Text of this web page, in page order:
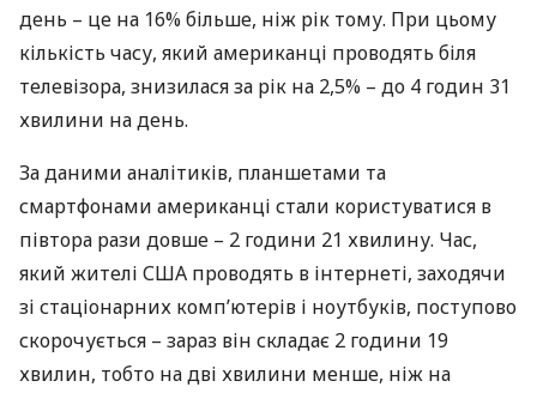
день – це на 16% більше, ніж рік тому. При цьому
кількість часу, який американці проводять біля
телевізора, знизилася за рік на 2,5% – до 4 годин 31
хвилини на день.
За даними аналітиків, планшетами та
смартфонами американці стали користуватися в
півтора рази довше – 2 години 21 хвилину. Час,
який жителі США проводять в інтернеті, заходячи
зі стаціонарних комп’ютерів і ноутбуків, поступово
скорочується – зараз він складає 2 години 19
хвилин, тобто на дві хвилини менше, ніж на